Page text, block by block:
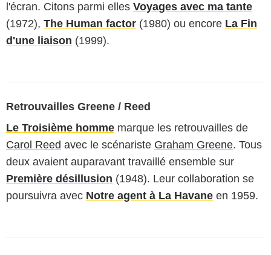
l'écran. Citons parmi elles Voyages avec ma tante
(1972), The Human factor (1980) ou encore La Fin
d'une liaison (1999).
Retrouvailles Greene / Reed
Le Troisième homme marque les retrouvailles de
Carol Reed avec le scénariste Graham Greene. Tous
deux avaient auparavant travaillé ensemble sur
Première désillusion (1948). Leur collaboration se
poursuivra avec Notre agent à La Havane en 1959.